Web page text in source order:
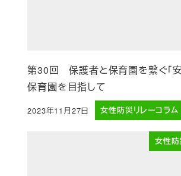
第30回 保護者と保育園を繋ぐ「安
保育園を目指して
投稿日
2023年11月27日 女性防災リレーコラム
女性防